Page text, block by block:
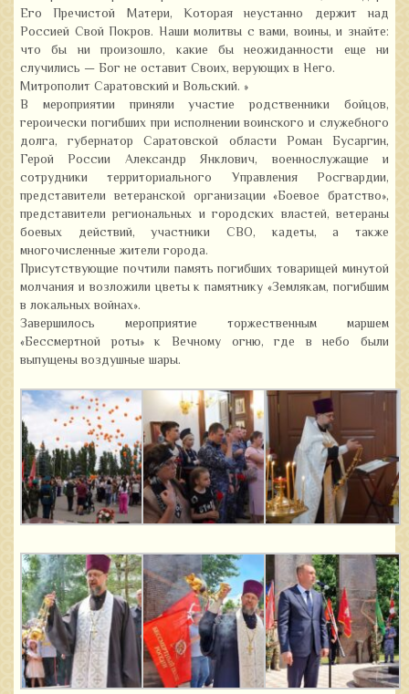
Его Пречистой Матери, Которая неустанно держит над
Россией Свой Покров. Наши молитвы с вами, воины, и знайте:
что бы ни произошло, какие бы неожиданности еще ни
случились — Бог не оставит Своих, верующих в Него.
Митрополит Саратовский и Вольский. »
В мероприятии приняли участие родственники бойцов,
героически погибших при исполнении воинского и служебного
долга, губернатор Саратовской области Роман Бусаргин,
Герой России Александр Янклович, военнослужащие и
сотрудники территориального Управления Росгвардии,
представители ветеранской организации «Боевое братство»,
представители региональных и городских властей, ветераны
боевых действий, участники СВО, кадеты, а также
многочисленные жители города.
Присутствующие почтили память погибших товарищей минутой
молчания и возложили цветы к памятнику «Землякам, погибшим
в локальных войнах».
Завершилось мероприятие торжественным маршем
«Бессмертной роты» к Вечному огню, где в небо были
выпущены воздушные шары.